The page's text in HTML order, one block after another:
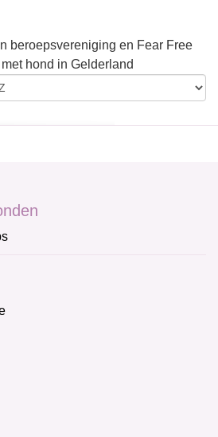
beroepsvereniging en Fear Free
hond in Gelderland